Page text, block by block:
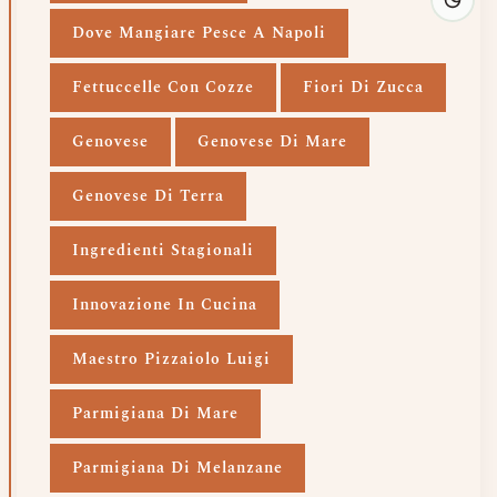
Dove Mangiare Pesce A Napoli
Fettuccelle Con Cozze Fiori Di Zucca
Genovese Genovese Di Mare
Genovese Di Terra
Ingredienti Stagionali
Innovazione In Cucina
Maestro Pizzaiolo Luigi
Parmigiana Di Mare
Parmigiana Di Melanzane